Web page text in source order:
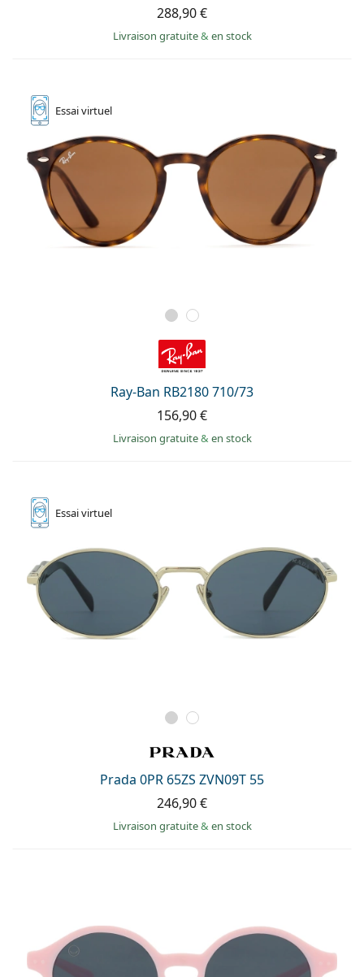
288,90 €
Livraison gratuite& en stock
Essaivirtuel
Ray-Ban RB2180 710/73
156,90 €
Livraison gratuite& en stock
Essaivirtuel
Prada 0PR 65ZS ZVN09T 55
246,90 €
Livraison gratuite& en stock